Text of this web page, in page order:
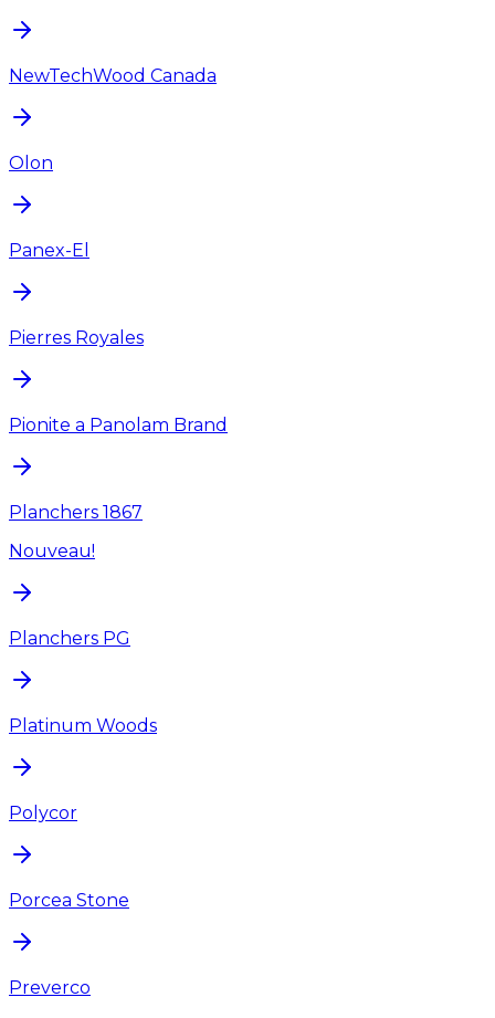
NewTechWood Canada
Olon
Panex-El
Pierres Royales
Pionite a Panolam Brand
Planchers 1867
Nouveau!
Planchers PG
Platinum Woods
Polycor
Porcea Stone
Preverco